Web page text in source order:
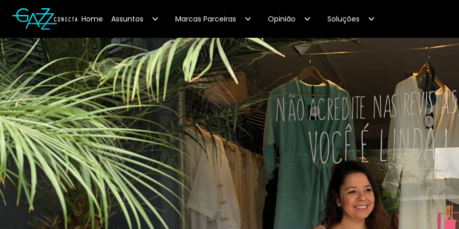
Your Company Home Assuntos Marcas Parceiras Opinião Soluções